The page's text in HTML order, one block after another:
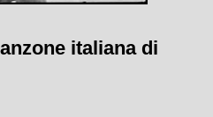
italiana di